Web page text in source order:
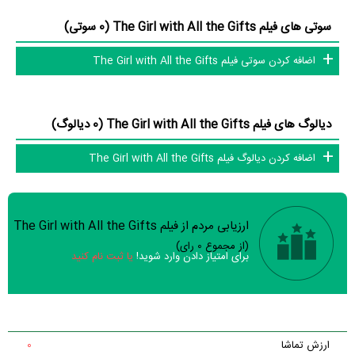
سوتی های فیلم The Girl with All the Gifts (0 سوتی)
اضافه کردن سوتی فیلم The Girl with All the Gifts
دیالوگ های فیلم The Girl with All the Gifts (0 دیالوگ)
اضافه کردن دیالوگ فیلم The Girl with All the Gifts
سوالات نظرسنجی ( 8 سوال)
خیر
ارزیابی مردم از فیلم The Girl with All the Gifts
(از مجموع 0 رای)
برای امتیاز دادن وارد شوید! یا ثبت نام کنید
ارزش تماشا
0